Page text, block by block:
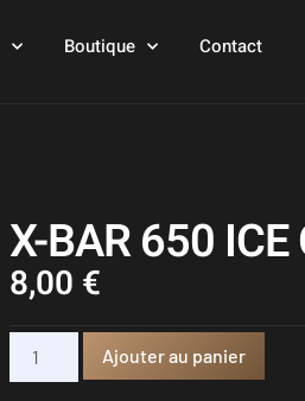
Boutique Contact
X-BAR 650 ICE
8,00 €
Ajouter au panier